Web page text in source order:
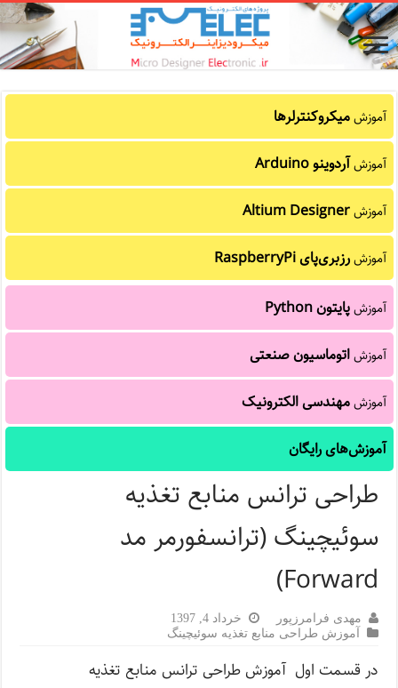
آموزشمیکروکنترلرها
آموزشآردوینو Arduino
آموزشAltium Designer
آموزشرزبری‌پای RaspberryPi
آموزشپایتون Python
آموزشاتوماسیون صنعتی
آموزشمهندسی الکترونیک
آموزش‌های رایگان
طراحی ترانس منابع تغذیه
سوئیچینگ (ترانسفورمر مد
Forward)
مهدی فرامرزپور
خرداد 4, 1397
آموزش طراحی منابع تغذیه سوئیچینگ
در قسمت اول آموزش طراحی ترانس منابع تغذیه